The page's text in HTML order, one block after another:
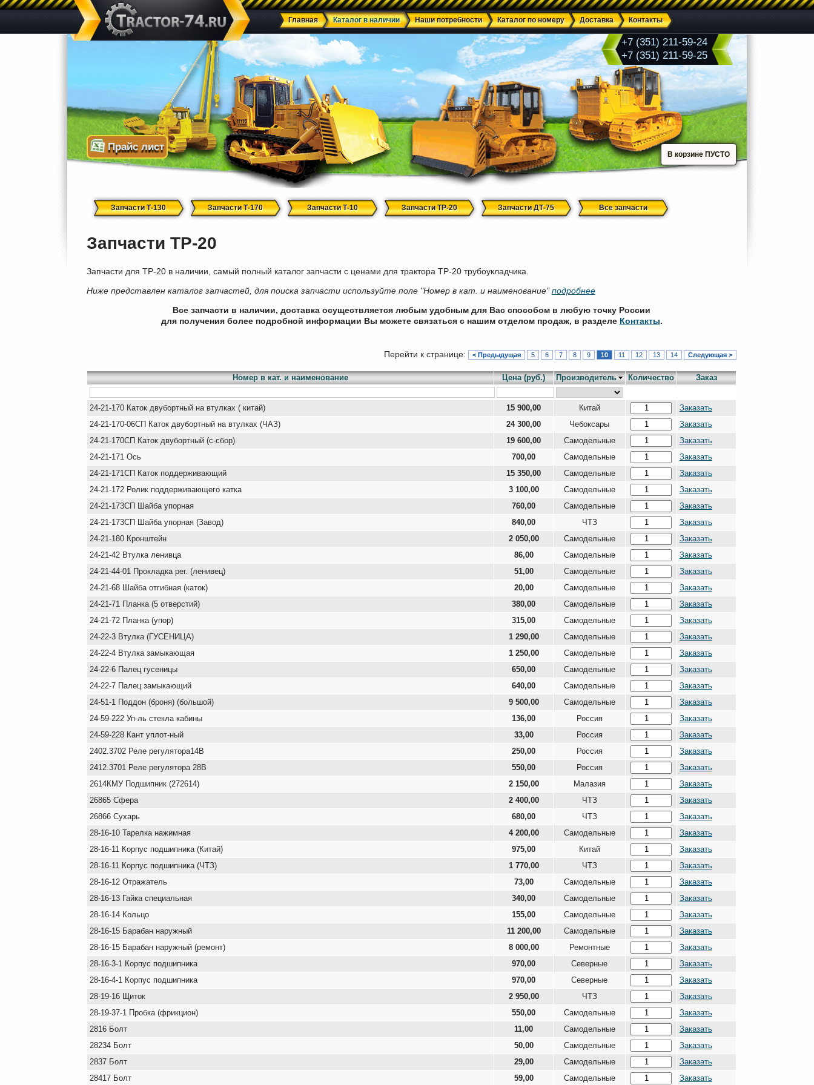
Главная Каталог в наличии Наши потребности Каталог по номеру Доставка Контакты
+7 (351) 211-59-24
+7 (351) 211-59-25
В корзине ПУСТО
Запчасти Т-130 Запчасти Т-170 Запчасти Т-10 Запчасти ТР-20 Запчасти ДТ-75 Все запчасти
Прайс лист
Запчасти ТР-20
Запчасти для ТР-20 в наличии, самый полный каталог запчасти с ценами для трактора ТР-20 трубоукладчика.
Ниже представлен каталог запчастей, для поиска запчасти используйте поле "Номер в кат. и наименование"подробнее
Все запчасти в наличии, доставка осуществляется любым удобным для Вас способом в любую точку России
для получения более подробной информации Вы можете связаться с нашим отделом продаж, в разделе Контакты.
Перейти к странице: < Предыдущая 5 6 7 8 9 10 11 12 13 14 Следующая >
Номер в кат. и наименование Цена (руб.) Производитель Количество Заказ
24-21-170 Каток двубортный на втулках ( китай) 15 900,00 Китай
Заказать
24-21-170-06СП Каток двубортный на втулках (ЧАЗ)
24 300,00 Чебоксары
Заказать
24-21-170СП Каток двубортный (с-сбор)
19 600,00 Самодельные
Заказать
24-21-171 Ось
700,00 Самодельные
Заказать
24-21-171СП Каток поддерживающий
15 350,00 Самодельные
Заказать
24-21-172 Ролик поддерживающего катка
3 100,00 Самодельные
Заказать
24-21-173СП Шайба упорная
760,00 Самодельные
Заказать
24-21-173СП Шайба упорная (Завод)
840,00 ЧТЗ
Заказать
24-21-180 Кронштейн
2 050,00 Самодельные
Заказать
24-21-42 Втулка ленивца
86,00 Самодельные
Заказать
24-21-44-01 Прокладка рег. (ленивец)
51,00 Самодельные
Заказать
24-21-68 Шайба отгибная (каток)
20,00 Самодельные
Заказать
24-21-71 Планка (5 отверстий)
380,00 Самодельные
Заказать
24-21-72 Планка (упор)
315,00 Самодельные
Заказать
24-22-3 Втулка (ГУСЕНИЦА)
1 290,00 Самодельные
Заказать
24-22-4 Втулка замыкающая
1 250,00 Самодельные
Заказать
24-22-6 Палец гусеницы
650,00 Самодельные
Заказать
24-22-7 Палец замыкающий
640,00 Самодельные
Заказать
24-51-1 Поддон (броня) (большой)
9 500,00 Самодельные
Заказать
24-59-222 Уп-ль стекла кабины
136,00 Россия
Заказать
24-59-228 Кант уплот-ный
33,00 Россия
Заказать
2402.3702 Реле регулятора14В
250,00 Россия
Заказать
2412.3701 Реле регулятора 28В
550,00 Россия
Заказать
2614КМУ Подшипник (272614)
2 150,00 Малазия
Заказать
26865 Сфера
2 400,00 ЧТЗ
Заказать
26866 Сухарь
680,00 ЧТЗ
Заказать
28-16-10 Тарелка нажимная
4 200,00 Самодельные
Заказать
28-16-11 Корпус подшипника (Китай)
975,00 Китай
Заказать
28-16-11 Корпус подшипника (ЧТЗ)
1 770,00 ЧТЗ
Заказать
28-16-12 Отражатель
73,00 Самодельные
Заказать
28-16-13 Гайка специальная
340,00 Самодельные
Заказать
28-16-14 Кольцо
155,00 Самодельные
Заказать
28-16-15 Барабан наружный
11 200,00 Самодельные
Заказать
28-16-15 Барабан наружный (ремонт)
8 000,00 Ремонтные
Заказать
28-16-3-1 Корпус подшипника
970,00 Северные
Заказать
28-16-4-1 Корпус подшипника
970,00 Северные
Заказать
28-19-16 Щиток
2 950,00 ЧТЗ
Заказать
28-19-37-1 Пробка (фрикцион)
550,00 Самодельные
Заказать
2816 Болт
11,00 Самодельные
Заказать
28234 Болт
50,00 Самодельные
Заказать
2837 Болт
29,00 Самодельные
Заказать
28417 Болт
59,00 Самодельные Заказать